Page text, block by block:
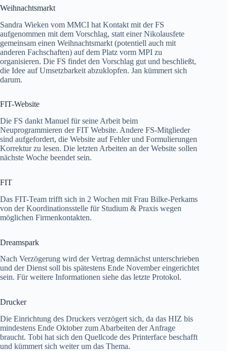
Weihnachtsmarkt
Sandra Wieken vom MMCI hat Kontakt mit der FS
aufgenommen mit dem Vorschlag, statt einer Nikolausfete
gemeinsam einen Weihnachtsmarkt (potentiell auch mit
anderen Fachschaften) auf dem Platz vorm MPI zu
organisieren. Die FS findet den Vorschlag gut und beschließt,
die Idee auf Umsetzbarkeit abzuklopfen. Jan kümmert sich
darum.
FIT-Website
Die FS dankt Manuel für seine Arbeit beim
Neuprogrammieren der FIT Website. Andere FS-Mitglieder
sind aufgefordert, die Website auf Fehler und Formulierungen
Korrektur zu lesen. Die letzten Arbeiten an der Website sollen
nächste Woche beendet sein.
FIT
Das FIT-Team trifft sich in 2 Wochen mit Frau Bilke-Perkams
von der Koordinationsstelle für Studium & Praxis wegen
möglichen Firmenkontakten.
Dreamspark
Nach Verzögerung wird der Vertrag demnächst unterschrieben
und der Dienst soll bis spätestens Ende November eingerichtet
sein. Für weitere Informationen siehe das letzte Protokol.
Drucker
Die Einrichtung des Druckers verzögert sich, da das HIZ bis
mindestens Ende Oktober zum Abarbeiten der Anfrage
braucht. Tobi hat sich den Quellcode des Printerface beschafft
und kümmert sich weiter um das Thema.